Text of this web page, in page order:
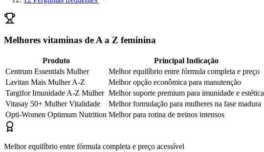
Melhores vitaminas de A a Z feminina
Produto Principal Indicação
Centrum Essentials Mulher
Melhor equilíbrio entre fórmula completa e preço
Lavitan Mais Mulher A-Z
Melhor opção econômica para manutenção
Targifor Imunidade A-Z Mulher Melhor suporte premium para imunidade e estética
Vitasay 50+ Mulher Vitalidade
Melhor formulação para mulheres na fase madura
Opti-Women Optimum Nutrition Melhor para rotina de treinos intensos
Melhor equilíbrio entre fórmula completa e preço acessível